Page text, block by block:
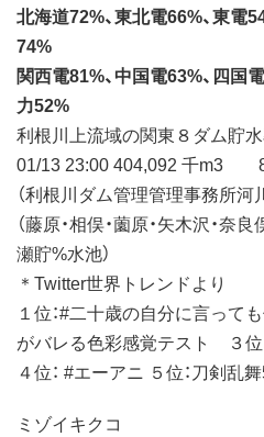
北海道72%、東北電66%、東電
74%
関西電81%、中国電63%、四国
力52%
利根川上流域の関東８ダム貯水
01/13 23:00 404,092 千m3
（利根川ダム管理管理事務所河
（藤原・相俣・薗原・矢木沢・奈
瀬貯%水池）
＊Twitter世界トレンドより
１位：#二十歳の自分に言って
がバレる色彩感覚テスト ３位
４位： #エーアニ ５位：刀剣乱
ミゾイキクコ